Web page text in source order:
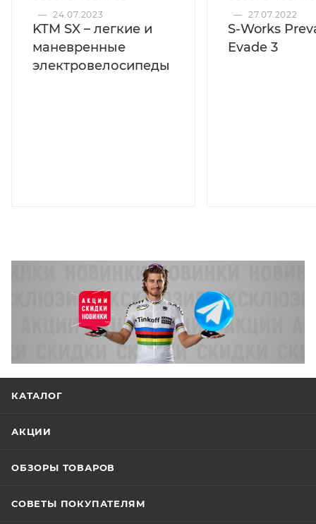
— 24.07.2023
KTM SX – легкие и
маневренные
электровелосипеды
— 27.07.2022
S-Works
Evade 3
КАТАЛОГ
АКЦИИ
ОБЗОРЫ ТОВАРОВ
СОВЕТЫ ПОКУПАТЕЛЯМ